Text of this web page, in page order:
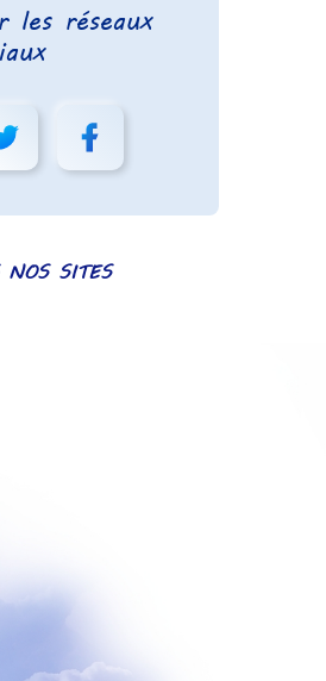
les réseaux
NOS SITES